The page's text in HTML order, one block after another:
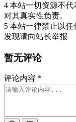
4 本站一切资源不
对其真实性负责。
5 本站一律禁止以
发现请向站长举报
暂无评论
评论内容 *